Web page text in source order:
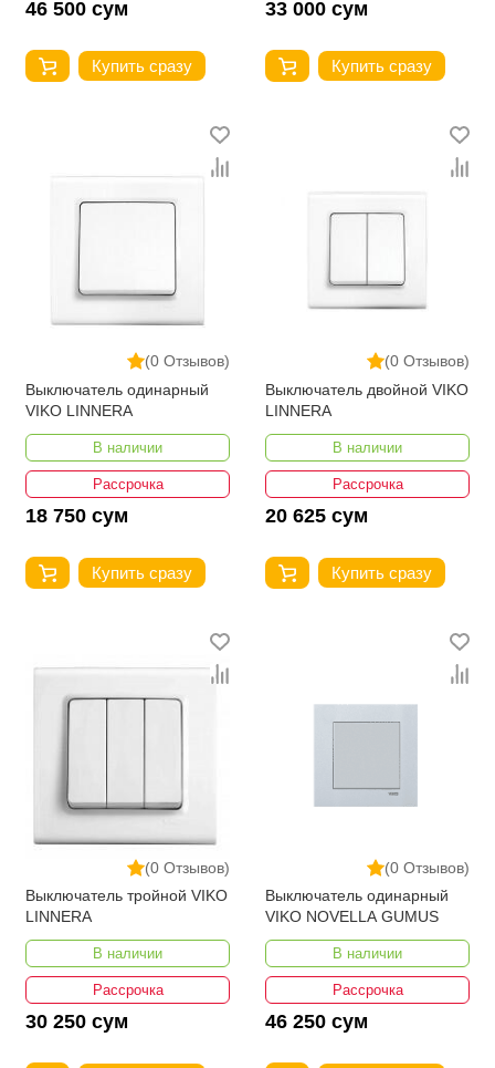
46 500 сум
Купить сразу
33 000 сум
Купить сразу
(0 Отзывов)
Выключатель одинарный
VIKO LINNERA
В наличии
Рассрочка
18 750 сум
Купить сразу
(0 Отзывов)
Выключатель двойной VIKO
LINNERA
В наличии
Рассрочка
20 625 сум
Купить сразу
(0 Отзывов)
Выключатель тройной VIKO
LINNERA
В наличии
Рассрочка
30 250 сум
(0 Отзывов)
Выключатель одинарный
VIKO NOVELLA GUMUS
В наличии
Рассрочка
46 250 сум